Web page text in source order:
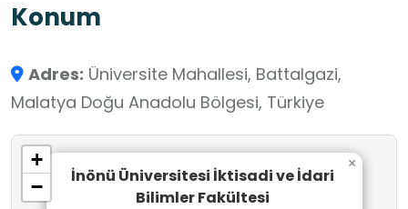
Maliye, Siyaset Bilimi ve Kamu Yönetimi, Siyaset
ve İşletmecilik Bölümleri olmak üzere 8 bölüm
bulunmaktadır. Fakültenin amacı; kendi
değerlerini özümseyen, evrensel değerlere açık,
tüm alanlarda ülkesine ve dünyaya faydalı olan
nitelikli bireyler yetiştirmek; yüksek düzeyde
Konum
Adres: Üniversite Mahallesi, Battalgazi,
Malatya Doğu Anadolu Bölgesi, Türkiye
İnönü Üniversitesi İktisadi ve İdari
Bilimler Fakültesi
×
+
−